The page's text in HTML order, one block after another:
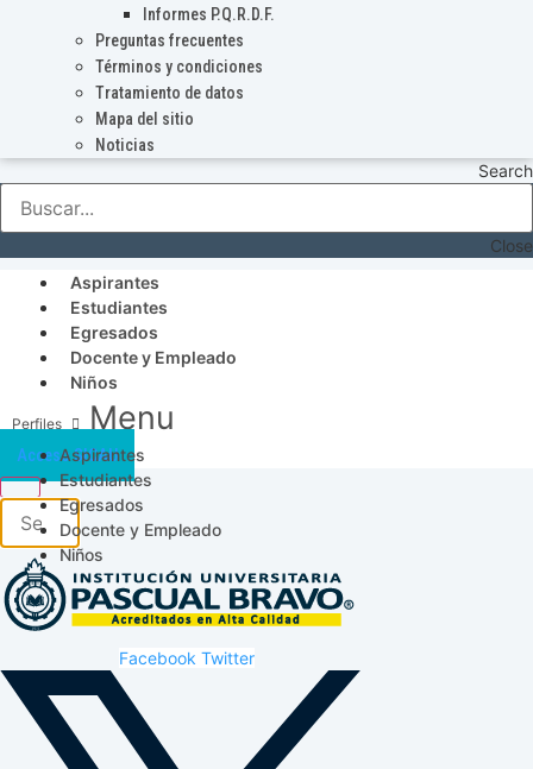
Informes P.Q.R.D.F.
Preguntas frecuentes
Términos y condiciones
Tratamiento de datos
Mapa del sitio
Noticias
Search
Close
Aspirantes
Estudiantes
Egresados
Docente y Empleado
Niños
Menu
Aspirantes
Estudiantes
Egresados
Docente y Empleado
Niños
Acceso SICAU
Facebook Twitter